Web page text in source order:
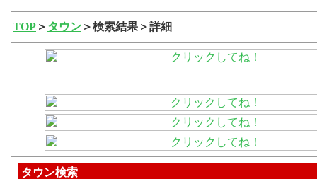
TOP ＞ タウン ＞検索結果＞詳細
タウン検索